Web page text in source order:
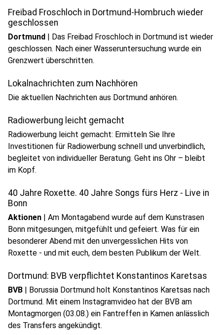
Freibad Froschloch in Dortmund-Hombruch wieder
geschlossen
Dortmund | Das Freibad Froschloch in Dortmund ist wieder
geschlossen. Nach einer Wasseruntersuchung wurde ein
Grenzwert überschritten.
Lokalnachrichten zum Nachhören
Die aktuellen Nachrichten aus Dortmund anhören.
Radiowerbung leicht gemacht
Radiowerbung leicht gemacht: Ermitteln Sie Ihre
Investitionen für Radiowerbung schnell und unverbindlich,
begleitet von individueller Beratung. Geht ins Ohr – bleibt
im Kopf.
40 Jahre Roxette. 40 Jahre Songs fürs Herz - Live in
Bonn
Aktionen | Am Montagabend wurde auf dem Kunstrasen
Bonn mitgesungen, mitgefühlt und gefeiert. Was für ein
besonderer Abend mit den unvergesslichen Hits von
Roxette - und mit euch, dem besten Publikum der Welt.
Dortmund: BVB verpflichtet Konstantinos Karetsas
BVB | Borussia Dortmund holt Konstantinos Karetsas nach
Dortmund. Mit einem Instagramvideo hat der BVB am
Montagmorgen (03.08.) ein Fantreffen in Kamen anlässlich
des Transfers angekündigt.